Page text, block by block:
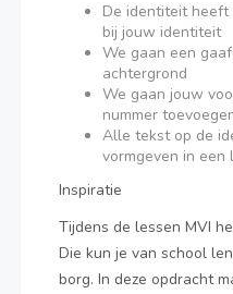
De identiteit
bij jouw identiteit
We gaan een
achtergrond
We gaan jouw
nummer
Alle tekst op de
vormgeven in een
Inspiratie
Tijdens de lessen MVI
Die kun je van school
borg. In deze opdracht